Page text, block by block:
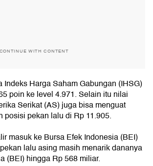
WITH CONTENT
Harga Saham Gabungan (IHSG)
poin ke level 4.971. Selain itu nilai
Serikat (AS) juga bisa menguat
posisi pekan lalu di Rp 11.905.
masuk ke Bursa Efek Indonesia (BEI)
lalu asing masih menarik dananya
(BEI) hingga Rp 568 miliar.